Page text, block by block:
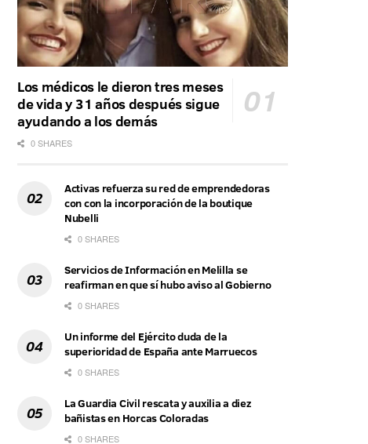
Los médicos le dieron tres meses
de vida y 31 años después sigue
ayudando a los demás
0 SHARES
Activas refuerza su red de emprendedoras
con con la incorporación de la boutique
Nubelli
0 SHARES
Servicios de Información en Melilla se
reafirman en que sí hubo aviso al Gobierno
0 SHARES
Un informe del Ejército duda de la
superioridad de España ante Marruecos
0 SHARES
La Guardia Civil rescata y auxilia a diez
bañistas en Horcas Coloradas
0 SHARES